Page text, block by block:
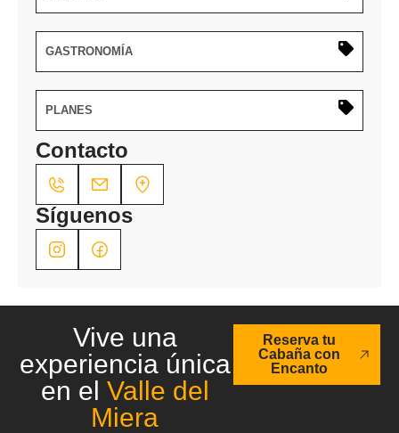
GASTRONOMÍA
PLANES
Contacto
Síguenos
Vive una
experiencia única
en el Valle del
Miera
Reserva tu
Cabaña con
Encanto